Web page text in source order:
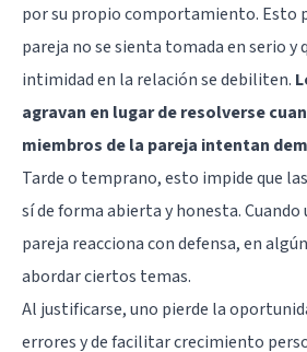
por su propio comportamiento. Esto
pareja no se sienta tomada en serio y
intimidad en la relación se debiliten.
agravan en lugar de resolverse
miembros de la pareja intentan
Tarde o temprano, esto impide que
sí de forma abierta y honesta. Cuando
pareja reacciona con defensa, en
abordar ciertos temas.
Al justificarse, uno pierde la
errores y de facilitar crecimiento